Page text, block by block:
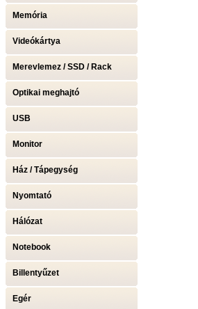
Memória
Videókártya
Merevlemez / SSD / Rack
Optikai meghajtó
USB
Monitor
Ház / Tápegység
Nyomtató
Hálózat
Notebook
Billentyűzet
Egér